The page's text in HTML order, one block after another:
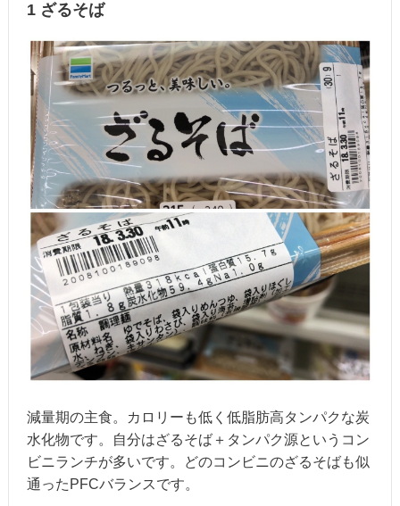
1 ざるそば
減量期の主食。カロリーも低く低脂肪高タンパクな炭
水化物です。自分はざるそば＋タンパク源というコン
ビニランチが多いです。どのコンビニのざるそばも似
通ったPFCバランスです。